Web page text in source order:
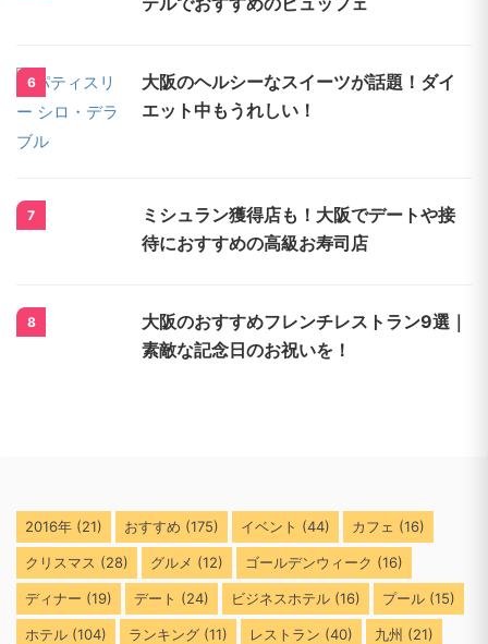
6
大阪のヘルシーなスイーツが話題！ダイ
エット中もうれしい！
7
ミシュラン獲得店も！大阪でデートや接
待におすすめの高級お寿司店
8
大阪のおすすめフレンチレストラン9選｜
素敵な記念日のお祝いを！
2016年 (21) おすすめ (175) イベント (44) カフェ (16)
クリスマス (28) グルメ (12) ゴールデンウィーク (16)
ディナー (19) デート (24) ビジネスホテル (16) プール (15)
ホテル (104) ランキング (11) レストラン (40) 九州 (21)